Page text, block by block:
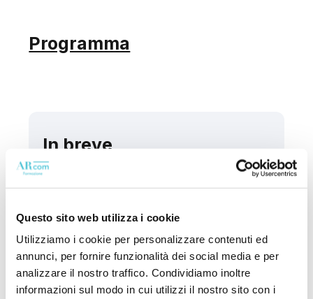
Questo sito web utilizza i cookie
Utilizziamo i cookie per personalizzare contenuti ed
annunci, per fornire funzionalità dei social media e per
analizzare il nostro traffico. Condividiamo inoltre
informazioni sul modo in cui utilizzi il nostro sito con i
Programma
In breve
TARIC
Access2Markets
AI Classification Tool